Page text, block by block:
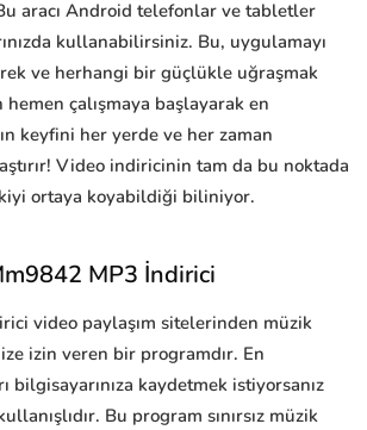
Bu aracı Android telefonlar ve tabletler
kullanabilirsiniz. Bu, uygulamayı
ve herhangi bir güçlükle uğraşmak
çalışmaya başlayarak en
keyfini her yerde ve her zaman
Video indiricinin tam da bu noktada
ortaya koyabildiği biliniyor.
MP3 İndirici
video paylaşım sitelerinden müzik
izin veren bir programdır. En
bilgisayarınıza kaydetmek istiyorsanız
Bu program sınırsız müzik